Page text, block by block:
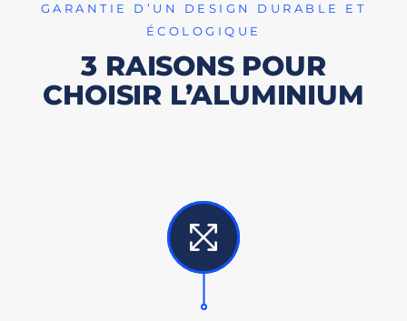
GARANTIE D’UN DESIGN DURABLE ET
ÉCOLOGIQUE
3 RAISONS POUR
CHOISIR L’ALUMINIUM